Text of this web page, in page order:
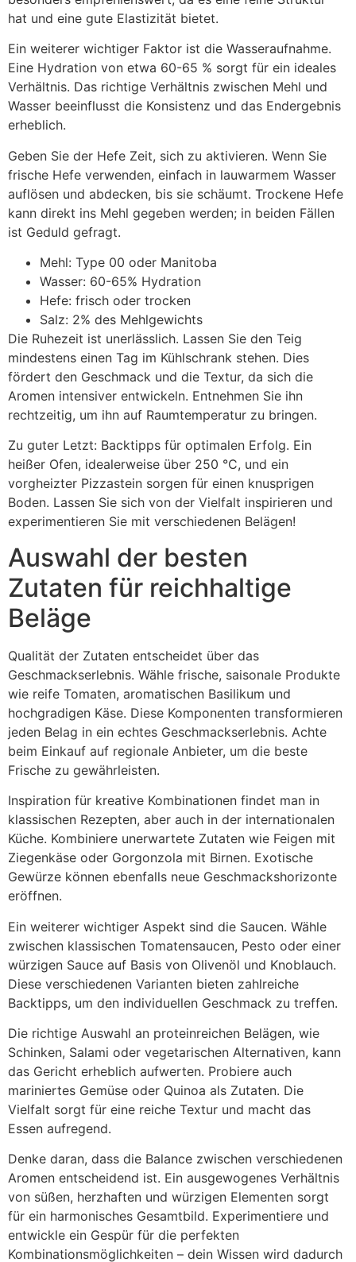
hat und eine gute Elastizität bietet.
Ein weiterer wichtiger Faktor ist die Wasseraufnahme.
Eine Hydration von etwa 60-65 % sorgt für ein ideales
Verhältnis. Das richtige Verhältnis zwischen Mehl und
Wasser beeinflusst die Konsistenz und das Endergebnis
erheblich.
Geben Sie der Hefe Zeit, sich zu aktivieren. Wenn Sie
frische Hefe verwenden, einfach in lauwarmem Wasser
auflösen und abdecken, bis sie schäumt. Trockene Hefe
kann direkt ins Mehl gegeben werden; in beiden Fällen
ist Geduld gefragt.
Mehl: Type 00 oder Manitoba
Wasser: 60-65% Hydration
Hefe: frisch oder trocken
Salz: 2% des Mehlgewichts
Die Ruhezeit ist unerlässlich. Lassen Sie den Teig
mindestens einen Tag im Kühlschrank stehen. Dies
fördert den Geschmack und die Textur, da sich die
Aromen intensiver entwickeln. Entnehmen Sie ihn
rechtzeitig, um ihn auf Raumtemperatur zu bringen.
Zu guter Letzt: Backtipps für optimalen Erfolg. Ein
heißer Ofen, idealerweise über 250 °C, und ein
vorgheizter Pizzastein sorgen für einen knusprigen
Boden. Lassen Sie sich von der Vielfalt inspirieren und
experimentieren Sie mit verschiedenen Belägen!
Auswahl der besten
Zutaten für reichhaltige
Beläge
Qualität der Zutaten entscheidet über das
Geschmackserlebnis. Wähle frische, saisonale Produkte
wie reife Tomaten, aromatischen Basilikum und
hochgradigen Käse. Diese Komponenten transformieren
jeden Belag in ein echtes Geschmackserlebnis. Achte
beim Einkauf auf regionale Anbieter, um die beste
Frische zu gewährleisten.
Inspiration für kreative Kombinationen findet man in
klassischen Rezepten, aber auch in der internationalen
Küche. Kombiniere unerwartete Zutaten wie Feigen mit
Ziegenkäse oder Gorgonzola mit Birnen. Exotische
Gewürze können ebenfalls neue Geschmackshorizonte
eröffnen.
Ein weiterer wichtiger Aspekt sind die Saucen. Wähle
zwischen klassischen Tomatensaucen, Pesto oder einer
würzigen Sauce auf Basis von Olivenöl und Knoblauch.
Diese verschiedenen Varianten bieten zahlreiche
Backtipps, um den individuellen Geschmack zu treffen.
Die richtige Auswahl an proteinreichen Belägen, wie
Schinken, Salami oder vegetarischen Alternativen, kann
das Gericht erheblich aufwerten. Probiere auch
mariniertes Gemüse oder Quinoa als Zutaten. Die
Vielfalt sorgt für eine reiche Textur und macht das
Essen aufregend.
Denke daran, dass die Balance zwischen verschiedenen
Aromen entscheidend ist. Ein ausgewogenes Verhältnis
von süßen, herzhaften und würzigen Elementen sorgt
für ein harmonisches Gesamtbild. Experimentiere und
entwickle ein Gespür für die perfekten
Kombinationsmöglichkeiten – dein Wissen wird dadurch